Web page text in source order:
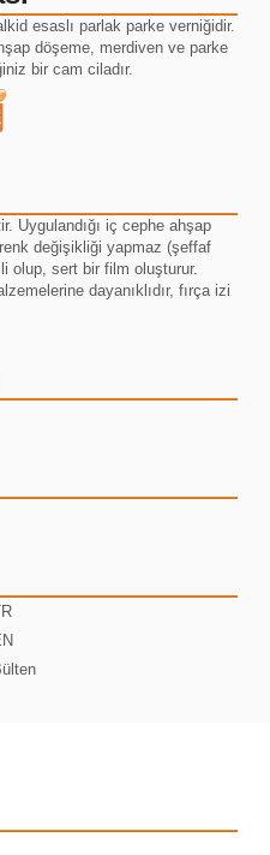
esaslı parlak parke verniğidir.
döşeme, merdiven ve parke
bir cam ciladır.
Uygulandığı iç cephe ahşap
değişikliği yapmaz (şeffaf
olup, sert bir film oluşturur.
dayanıklıdır, fırça izi